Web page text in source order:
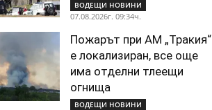
ВОДЕЩИ НОВИНИ
07.08.2026г. 09:34ч.
Пожарът при АМ „Тракия“
е локализиран, все още
има отделни тлеещи
огнища
ВОДЕЩИ НОВИНИ